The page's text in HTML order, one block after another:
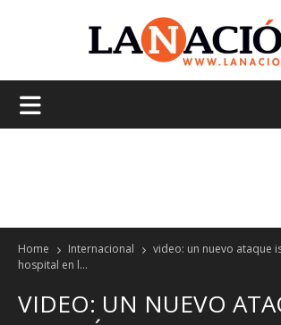
Home Internacional
video: un nuevo ataque
hospital en l...
VIDEO: UN NUEVO